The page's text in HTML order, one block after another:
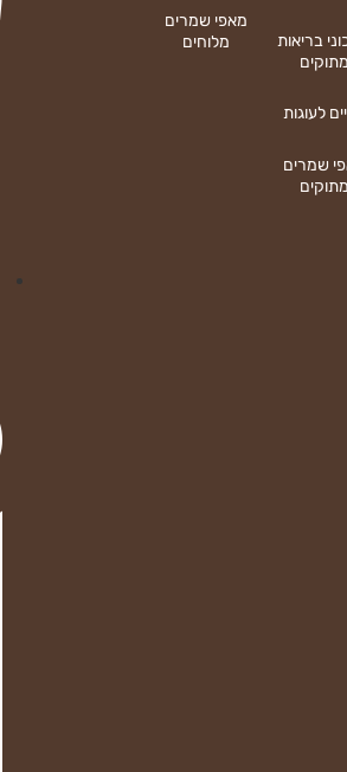
בריאות
מתוקים
לעוגות
שמרים
מתוקים
מאפי שמרים
מלוחים